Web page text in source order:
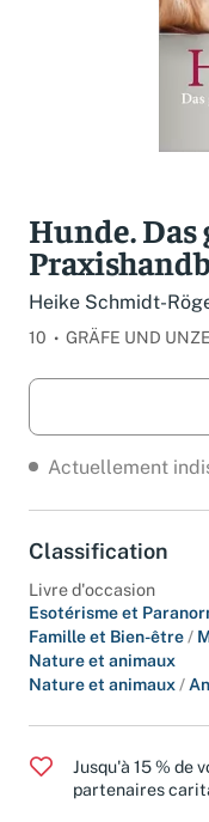
Meilleures ventes
Activez les
Hunde. Das
Heike Schmidt-
10 GRÄFE UND
Actuellement
Classification
Livre d'occasion
Esotérisme et
Famille et Bien-être/
Nature et animaux
Nature et animaux/
Jusqu'à 15 % de
partenaires